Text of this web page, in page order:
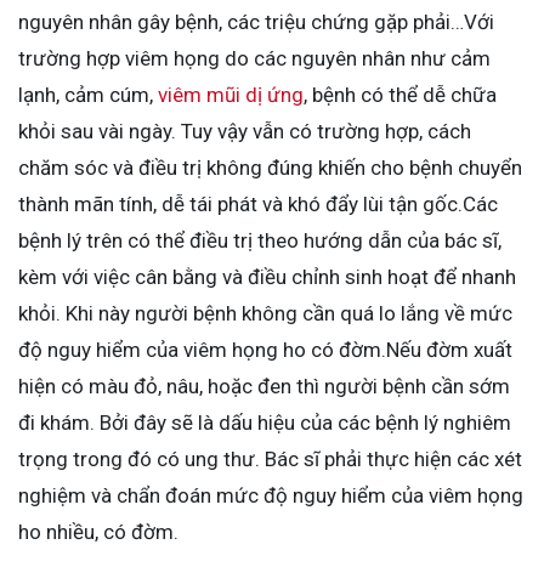
nguyên nhân gây bệnh, các triệu chứng gặp phải…Với
trường hợp viêm họng do các nguyên nhân như cảm
lạnh, cảm cúm, viêm mũi dị ứng, bệnh có thể dễ chữa
khỏi sau vài ngày. Tuy vậy vẫn có trường hợp, cách
chăm sóc và điều trị không đúng khiến cho bệnh chuyển
thành mãn tính, dễ tái phát và khó đẩy lùi tận gốc.Các
bệnh lý trên có thể điều trị theo hướng dẫn của bác sĩ,
kèm với việc cân bằng và điều chỉnh sinh hoạt để nhanh
khỏi. Khi này người bệnh không cần quá lo lắng về mức
độ nguy hiểm của viêm họng ho có đờm.Nếu đờm xuất
hiện có màu đỏ, nâu, hoặc đen thì người bệnh cần sớm
đi khám. Bởi đây sẽ là dấu hiệu của các bệnh lý nghiêm
trọng trong đó có ung thư. Bác sĩ phải thực hiện các xét
nghiệm và chẩn đoán mức độ nguy hiểm của viêm họng
ho nhiều, có đờm.